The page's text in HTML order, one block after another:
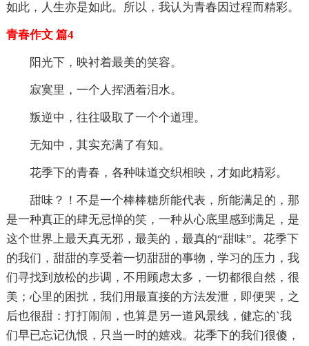
如此，人生亦是如此。所以，我认为青春因过程而精彩。
青春作文 篇4
阳光下，映衬着最美的笑容。
寂寞里，一个人挥洒着泪水。
叛逆中，往往吸取了一个个道理。
无知中，其实充满了有知。
花季下的青春，各种味道交织相映，才如此精彩。
甜味？！不是一个棒棒糖所能代表，所能满足的，那
是一种真正的肆无忌惮的笑，一种从心底里感到满足，是
这个世界上最天真无邪，最美的，最真的“甜味”。花季下
的我们，甜甜的享受着一切甜甜的事物，学习的压力，我
们寻找到放松的步调，不用顾虑太多，一切都很自然，很
美；心里的困扰，我们用最直接的方法发泄，即便哭，之
后也很甜：打打闹闹，也算是另一道风景线，健忘的`我
们早已忘记仇恨，只当一时的嬉戏。花季下的我们很傻，